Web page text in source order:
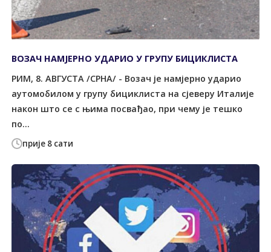
прије 8 сати
ВОЗАЧ НАМЈЕРНО УДАРИО У ГРУПУ БИЦИКЛИСТА
РИМ, 8. АВГУСТА /СРНА/ - Возач је намјерно ударио
аутомобилом у групу бициклиста на сјеверу Италије
након што се с њима посвађао, при чему је тешко
по...